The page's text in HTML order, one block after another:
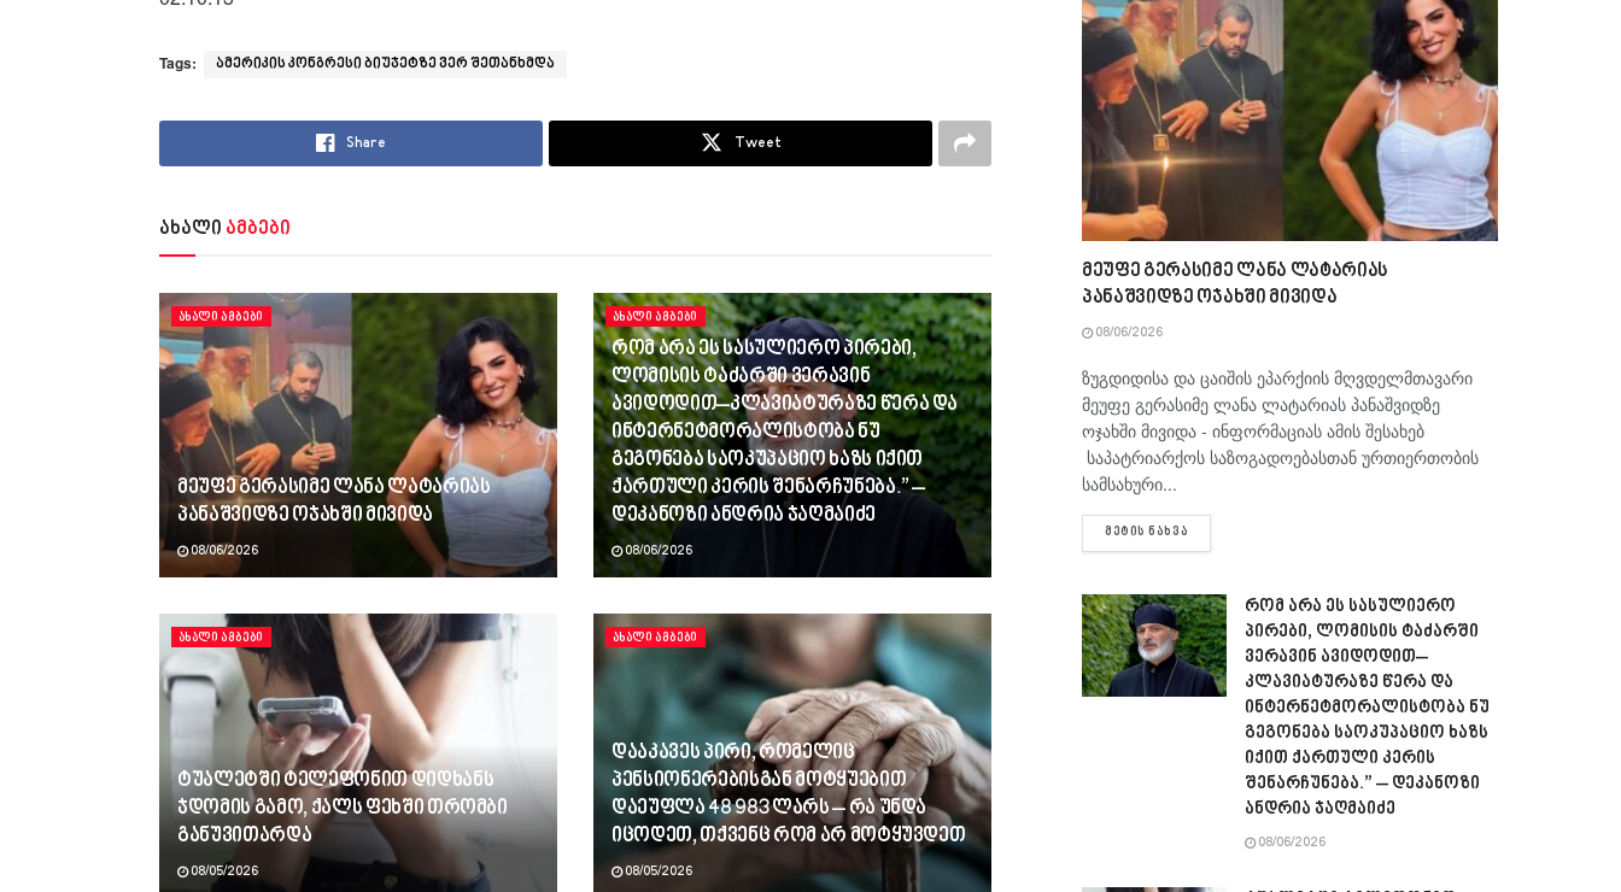
Tags: ამერიკის კონგრესი ბიუჯეტზე ვერ შეთანხმდა
Share Tweet
ახალი ამბები
ᲐᲮᲐᲚᲘ ᲐᲛᲑᲔᲑᲘ
მეუფე გერასიმე ლანა ლატარიას
პანაშვიდზე ოჯახში მივიდა
08/06/2026
ᲐᲮᲐᲚᲘ ᲐᲛᲑᲔᲑᲘ
რომ არა ეს სასულიერო პირები,
ლომისის ტაძარში ვერავინ
ავიდოდით–კლავიატურაზე წერა და
ინტერნეტმორალისტობა ნუ
გეგონება საოკუპაციო ხაზს იქით
ქართული კერის შენარჩუნება.” –
დეკანოზი ანდრია ჯაღმაიძე
08/06/2026
ᲐᲮᲐᲚᲘ ᲐᲛᲑᲔᲑᲘ
ტუალეტში ტელეფონით დიდხანს
ჯდომის გამო, ქალს ფეხში თრომბი
განუვითარდა
08/05/2026
ᲐᲮᲐᲚᲘ ᲐᲛᲑᲔᲑᲘ
დააკავეს პირი, რომელიც
პენსიონერებისგან მოტყუებით
დაეუფლა 48 983 ლარს – რა უნდა
იცოდეთ, თქვენც რომ არ მოტყუვდეთ
08/05/2026
მეუფე გერასიმე ლანა ლატარიას
პანაშვიდზე ოჯახში მივიდა
08/06/2026
ზუგდიდისა და ცაიშის ეპარქიის მღვდელმთავარი
მეუფე გერასიმე ლანა ლატარიას პანაშვიდზე
ოჯახში მივიდა - ინფორმაციას ამის შესახებ
საპატრიარქოს საზოგადოებასთან ურთიერთობის
სამსახური...
ᲛᲔᲢᲘᲡ ᲜᲐᲮᲕᲐ
რომ არა ეს სასულიერო
პირები, ლომისის ტაძარში
ვერავინ ავიდოდით–
კლავიატურაზე წერა და
ინტერნეტმორალისტობა ნუ
გეგონება საოკუპაციო ხაზს
იქით ქართული კერის
შენარჩუნება.” – დეკანოზი
ანდრია ჯაღმაიძე
08/06/2026